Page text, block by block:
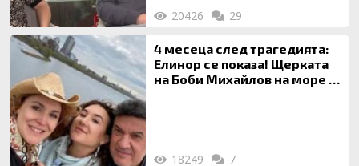
20426 29
4 месеца след трагедията:
Елинор се показа! Щерката
на Боби Михайлов на море с
18249 7